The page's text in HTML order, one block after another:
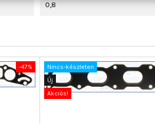
0,8
-47%
Nincs-készleten
Új
Akciós!